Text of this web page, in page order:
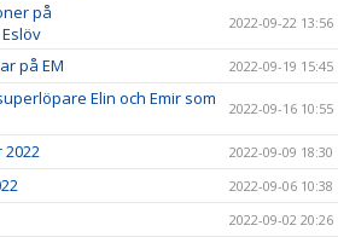
på
2022-09-22 13:56
på EM 2022-09-19 15:45
Elin och Emir som
2022-09-16 10:55
2022-09-09 18:30
2022-09-06 10:38
2022-09-02 20:26